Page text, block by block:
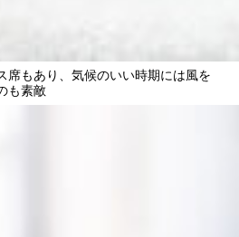
席もあり、気候のいい時期には風を
も素敵